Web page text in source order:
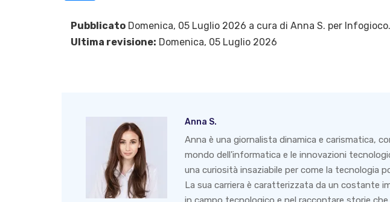
Pubblicato Domenica, 05 Luglio 2026 a cura di Anna S. per
Ultima revisione: Domenica, 05 Luglio 2026
Anna S.
Anna è una giornalista dinamica e carismatica,
mondo dell'informatica e le innovazioni
una curiosità insaziabile per come la tecnologia
La sua carriera è caratterizzata da un costante